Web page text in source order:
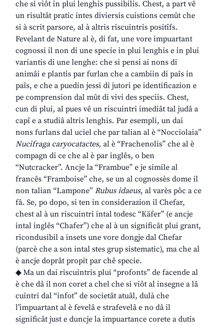
che si viôt in plui lenghis pussibilis. Chest, a part vê
un risultât pratic intes diviersis cuistions cemût che
si à scrit parsore, al à altris riscuintris positîfs.
Fevelant de Nature al è, di fat, une vore impuartant
cognossi il non di une specie in plui lenghis e in plui
variantis di une lenghe: che si pensi ai nons di
animâi e plantis par furlan che a cambiin di paîs in
paîs, e che a puedin jessi di jutori pe identificazion e
pe comprension dal mût di vivi des speciis. Chest,
cun di plui, al pues vê un riscuintri imediât tal judâ a
capî e a studiâ altris lenghis. Par esempli, un dai
nons furlans dal uciel che par talian al è “Nocciolaia”
Nucifraga caryocatactes, al è “Frachenolis” che al è
compagn di ce che al è par inglês, o ben
“Nutcracker”. Ancje la “Frambue” e je simile al
francês “Framboise” che, se un al cognossès dome il
non talian “Lampone” Rubus idaeus, al varès pôc a ce
fâ. Se, po dopo, si ten in considerazion il Chefar,
chest al à un riscuintri intal todesc “Käfer” (e ancje
intal inglês “Chafer”) che al à un significât plui grant,
ricondusibil a insets une vore dongje dal Chefar
(parcè che a son intal stes grup sistematic), ma che al
è ancje doprât propit par chê specie.
◆ Ma un dai riscuintris plui “profonts” de facende al
è che dâ il non coret a chel che si viôt al insegne a lâ
cuintri dal “infot” de societât atuâl, dulà che
l’impuartant al è fevelâ e strafevelâ e no dâ il
significât just e duncje la impuartance corete a dutis